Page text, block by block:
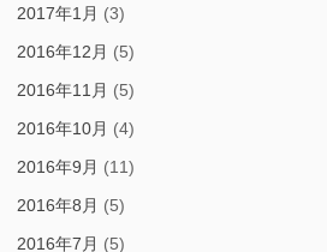
2017年1月 (3)
2016年12月 (5)
2016年11月 (5)
2016年10月 (4)
2016年9月 (11)
2016年8月 (5)
2016年7月 (5)